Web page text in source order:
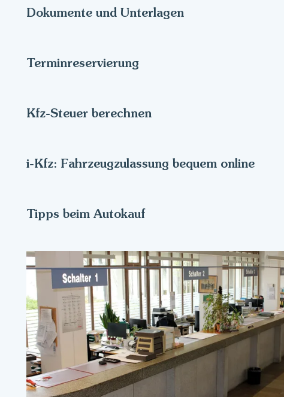
Dokumente und Unterlagen
Terminreservierung
Kfz-Steuer berechnen
i-Kfz: Fahrzeugzulassung bequem online
Tipps beim Autokauf